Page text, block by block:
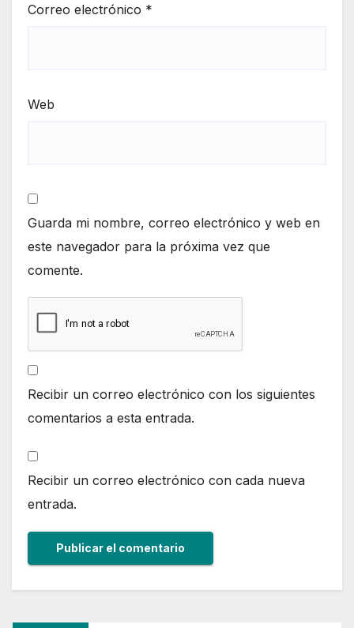
Correo electrónico *
Web
Guarda mi nombre, correo electrónico y web en
este navegador para la próxima vez que
comente.
Recibir un correo electrónico con los siguientes
comentarios a esta entrada.
Recibir un correo electrónico con cada nueva
entrada.